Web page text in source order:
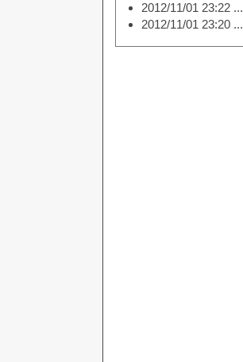
2012/11/01 23:22 ...
2012/11/01 23:20 ...